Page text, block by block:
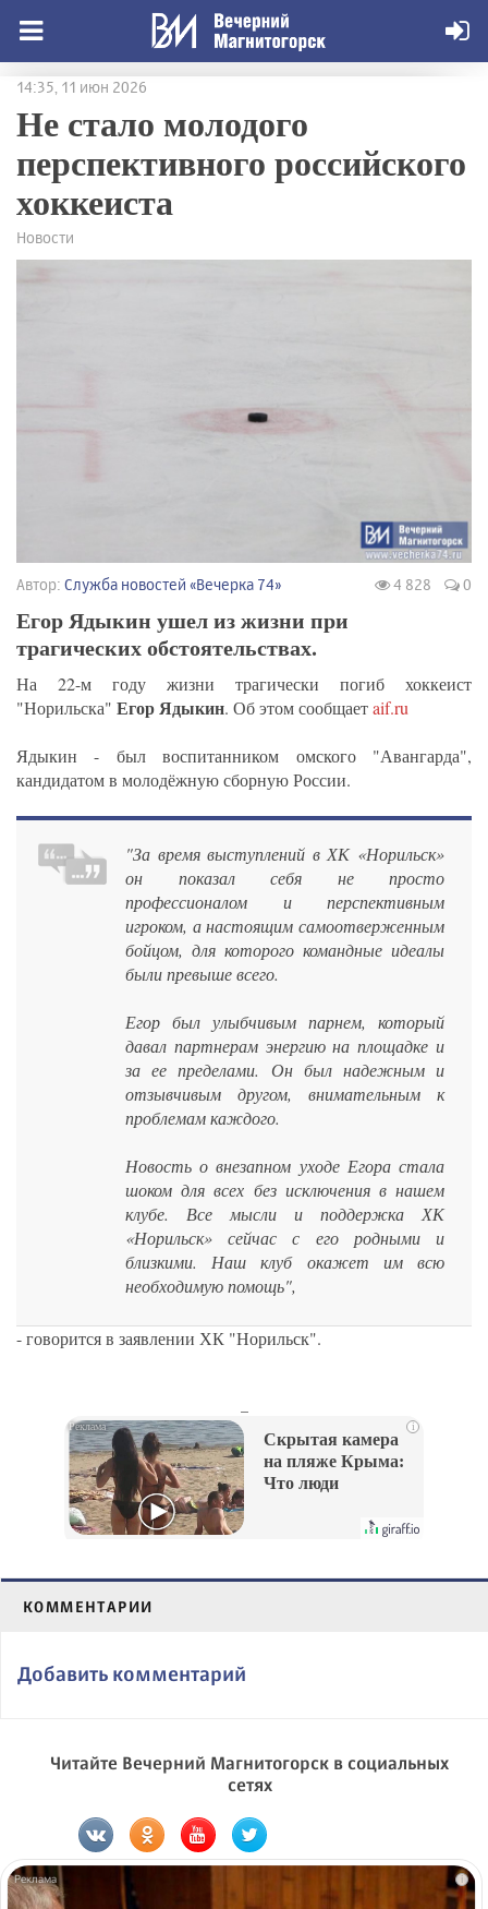
14:35, 11 июн 2026
Не стало молодого
перспективного российского
хоккеиста
Новости
Автор: Служба новостей «Вечерка 74» 4 828 0
Егор Ядыкин ушел из жизни при
трагических обстоятельствах.
На 22-м году жизни трагически погиб хоккеист
"Норильска" Егор Ядыкин. Об этом сообщаетaif.ru
Ядыкин - был воспитанником омского "Авангарда",
кандидатом в молодёжную сборную России.
"За время выступлений в ХК «Норильск»
он показал себя не просто
профессионалом и перспективным
игроком, а настоящим самоотверженным
бойцом, для которого командные идеалы
были превыше всего.
Егор был улыбчивым парнем, который
давал партнерам энергию на площадке и
за ее пределами. Он был надежным и
отзывчивым другом, внимательным к
проблемам каждого.
Новость о внезапном уходе Егора стала
шоком для всех без исключения в нашем
клубе. Все мысли и поддержка ХК
«Норильск» сейчас с его родными и
близкими. Наш клуб окажет им всю
необходимую помощь",
- говорится в заявлении ХК "Норильск".
i
Скрытая камера
на пляже Крыма:
Что люди
их не видят...
КОММЕНТАРИИ
Добавить комментарий
Читайте Вечерний Магнитогорск в социальных
сетях
i